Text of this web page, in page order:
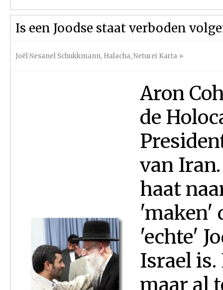
Is een Joodse staat verboden
Joël Nesanel Schukkmann, Halacha,Neturei Karta »
Aron
de
van
haat
'maken'
'echte'
Israel
maar al